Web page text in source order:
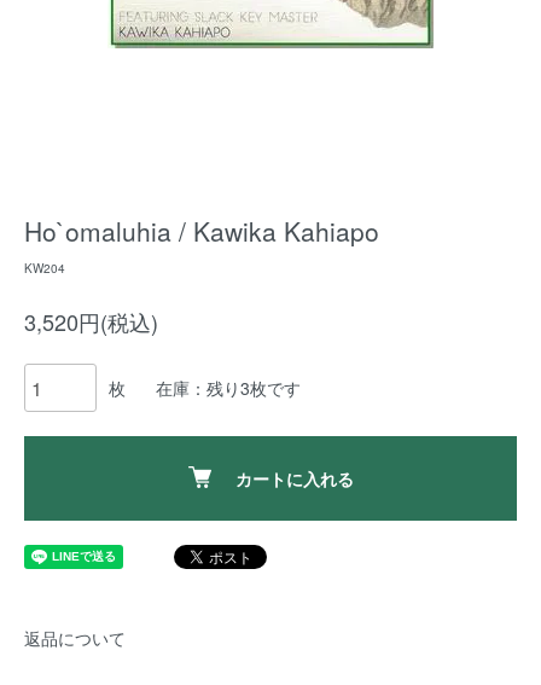
Ho`omaluhia / Kawika Kahiapo
KW204
3,520円(税込)
枚 在庫：残り3枚です
カートに入れる
返品について